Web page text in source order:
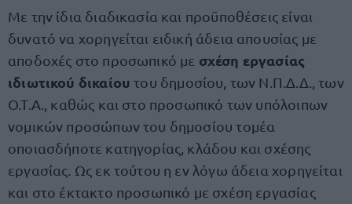
Με την ίδια διαδικασία και προϋποθέσεις είναι
δυνατό να χορηγείται ειδική άδεια απουσίας με
αποδοχές στο προσωπικό με σχέση εργασίας
ιδιωτικού δικαίου του δημοσίου, των Ν.Π.Δ.Δ., των
Ο.Τ.Α., καθώς και στο προσωπικό των υπόλοιπων
νομικών προσώπων του δημοσίου τομέα
οποιασδήποτε κατηγορίας, κλάδου και σχέσης
εργασίας. Ως εκ τούτου η εν λόγω άδεια χορηγείται
και στο έκτακτο προσωπικό με σχέση εργασίας